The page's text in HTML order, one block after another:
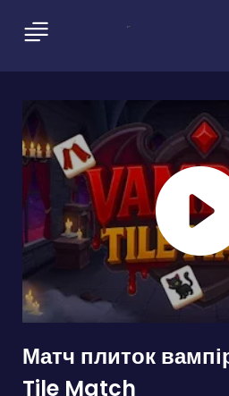
Матч плиток
Tile Match